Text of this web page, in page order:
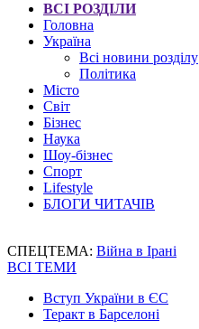
ВСІ РОЗДІЛИ
Головна
Україна
Всі новини розділу
Політика
Місто
Світ
Бізнес
Наука
Шоу-бізнес
Спорт
Lifestyle
БЛОГИ ЧИТАЧІВ
СПЕЦТЕМА: Війна в Ірані
ВСІ ТЕМИ
Вступ України в ЄС
Теракт в Барселоні